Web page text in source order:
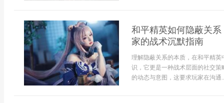
和平精英如何隐蔽关
家的战术沉默指南
理解隐蔽关系的本质，在和平精
识，它更是一种战术层面的社交
的动态与意图，这要求玩家在沟通